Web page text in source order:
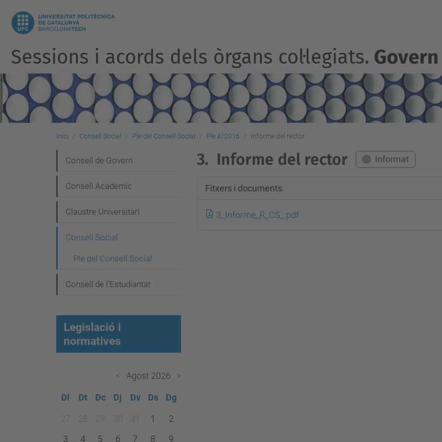
Sessions i acords dels òrgans col·legiats. Govern
Inici Consell Social Ple del Consell Social Ple 4/2016 Informe del rector
3. Informe del rector Informat
Fitxers i documents
3_Informe_R_CS_.pdf
a
v
g
i
ó
Consell de Govern
Consell Acadèmic
Claustre Universitari
Consell Social
Ple del Consell Social
Consell de l'Estudiantat
Legislació i
normatives
Agost 2026
m
Dl Dt Dc Dj Dv Ds Dg
27 28 29 30 31 1
2
3
4 5 6 7 8
9